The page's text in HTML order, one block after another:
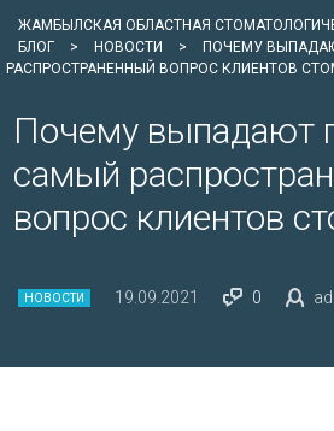
ЖАМБЫЛСКАЯ ОБЛАСТНАЯ
БЛОГ
> НОВОСТИ >
ПОЧЕМУ
РАСПРОСТРАНЕННЫЙ ВОПРОС КЛИЕНТОВ
Почему выпадают
самый
вопрос клиентов
НОВОСТИ 19.09.2021 0